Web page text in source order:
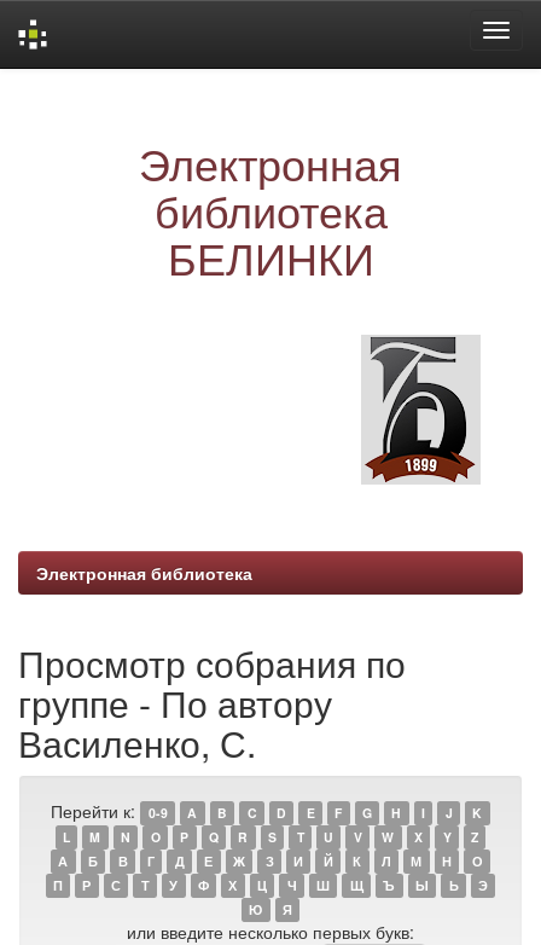
Электронная
библиотека
БЕЛИНКИ
Электронная библиотека
Просмотр собрания по
группе - По автору
Василенко, С.
Перейти к: 0-9 A B C D E F G H I J
K
L
M N O P Q R S T U V W X Y
Z
А
Б В Г Д Е Ж З И Й К Л М Н
О
П
Р С Т У Ф Х Ц Ч Ш Щ Ъ Ы Ь
Э
Ю
Я
или введите несколько первых букв: